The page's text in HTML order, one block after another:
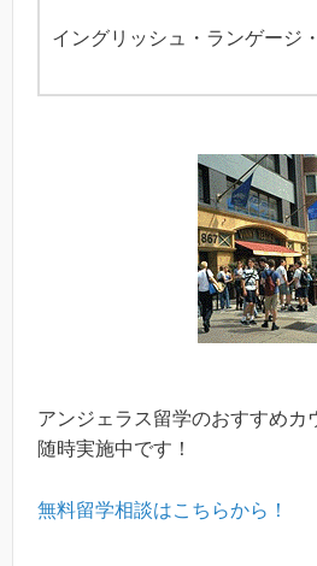
イングリッシュ・ランゲージ
アンジェラス留学のおすすめカ
随時実施中です！
無料留学相談はこちらから！